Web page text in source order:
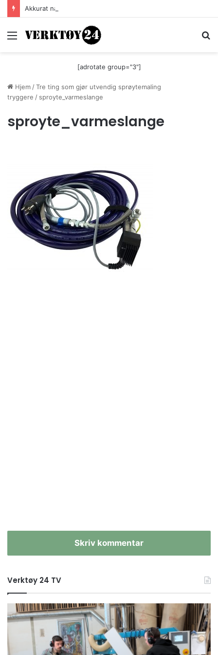
Akkurat nå er batteri-bordsaga til Festool billigere
Meny
[adrotate group="3"]
Hjem /Tre ting som gjør utvendig sprøytemaling
tryggere / sproyte_varmeslange
sproyte_varmeslange
Skriv kommentar
Verktøy 24 TV